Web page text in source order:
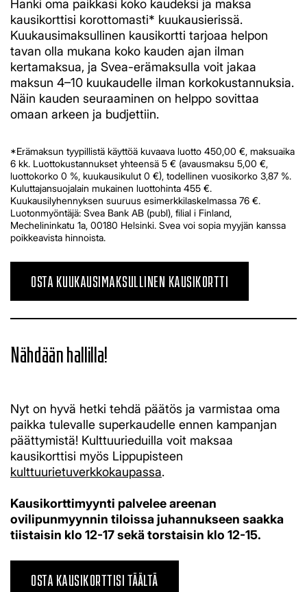
Hanki oma paikkasi koko kaudeksi ja maksa
kausikorttisi korottomasti* kuukausierissä.
Kuukausimaksullinen kausikortti tarjoaa helpon
tavan olla mukana koko kauden ajan ilman
kertamaksua, ja Svea-erämaksulla voit jakaa
maksun 4–10 kuukaudelle ilman korkokustannuksia.
Näin kauden seuraaminen on helppo sovittaa
omaan arkeen ja budjettiin.
*Erämaksun tyypillistä käyttöä kuvaava luotto 450,00 €, maksuaika
6 kk. Luottokustannukset yhteensä 5 € (avausmaksu 5,00 €,
luottokorko 0 %, kuukausikulut 0 €), todellinen vuosikorko 3,87 %.
Kuluttajansuojalain mukainen luottohinta 455 €.
Kuukausilyhennyksen suuruus esimerkkilaskelmassa 76 €.
Luotonmyöntäjä: Svea Bank AB (publ), filial i Finland,
Mechelininkatu 1a, 00180 Helsinki. Svea voi sopia myyjän kanssa
poikkeavista hinnoista.
OSTA KUUKAUSIMAKSULLINEN KAUSIKORTTI
Nähdään hallilla!
Nyt on hyvä hetki tehdä päätös ja varmistaa oma
paikka tulevalle superkaudelle ennen kampanjan
päättymistä! Kulttuurieduilla voit maksaa
kausikorttisi myös Lippupisteen
kulttuurietuverkkokaupassa.
Kausikorttimyynti palvelee areenan
ovilipunmyynnin tiloissa juhannukseen saakka
tiistaisin klo 12-17 sekä torstaisin klo 12-15.​​​​​​​
OSTA KAUSIKORTTISI TÄÄLTÄ